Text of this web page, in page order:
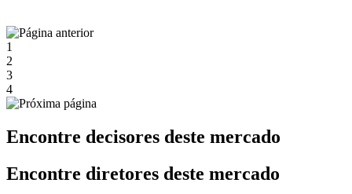
1
2
3
4
Encontre decisores deste mercado
Encontre diretores deste mercado